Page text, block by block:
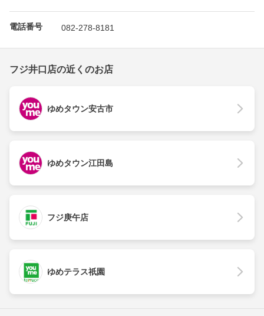
電話番号 082-278-8181
フジ井口店の近くのお店
ゆめタウン安古市
ゆめタウン江田島
フジ庚午店
ゆめテラス祇園